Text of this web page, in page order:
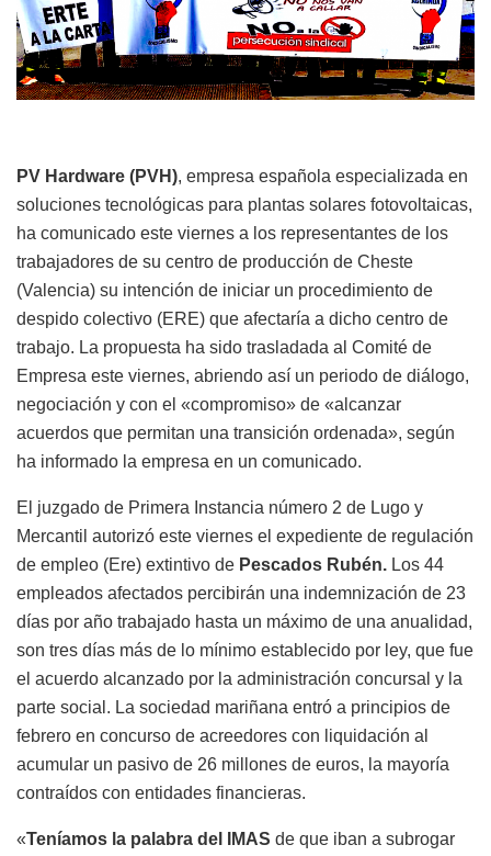
PV Hardware (PVH), empresa española especializada en
soluciones tecnológicas para plantas solares fotovoltaicas,
ha comunicado este viernes a los representantes de los
trabajadores de su centro de producción de Cheste
(Valencia) su intención de iniciar un procedimiento de
despido colectivo (ERE) que afectaría a dicho centro de
trabajo. La propuesta ha sido trasladada al Comité de
Empresa este viernes, abriendo así un periodo de diálogo,
negociación y con el «compromiso» de «alcanzar
acuerdos que permitan una transición ordenada», según
ha informado la empresa en un comunicado.
El juzgado de Primera Instancia número 2 de Lugo y
Mercantil autorizó este viernes el expediente de regulación
de empleo (Ere) extintivo de Pescados Rubén. Los 44
empleados afectados percibirán una indemnización de 23
días por año trabajado hasta un máximo de una anualidad,
son tres días más de lo mínimo establecido por ley, que fue
el acuerdo alcanzado por la administración concursal y la
parte social. La sociedad mariñana entró a principios de
febrero en concurso de acreedores con liquidación al
acumular un pasivo de 26 millones de euros, la mayoría
contraídos con entidades financieras.
«Teníamos la palabra del IMAS de que iban a subrogar